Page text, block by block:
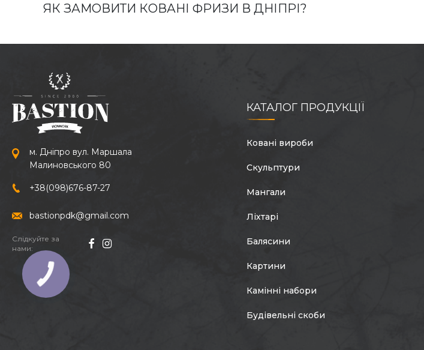
ЯК ЗАМОВИТИ КОВАНІ ФРИЗИ В ДНІПРІ?
м. Дніпро вул. Маршала
Малиновського 80
+38(098)676-87-27
bastionpdk@gmail.com
Слідкуйте за
нами:
КАТАЛОГ ПРОДУКЦІЇ
Ковані вироби
Скульптури
Мангали
Ліхтарі
Балясини
Картини
Камінні набори
Будівельні скоби